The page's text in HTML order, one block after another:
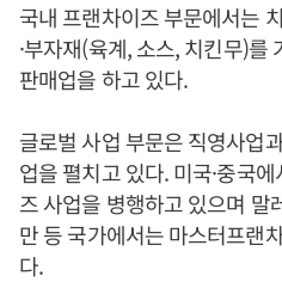
국내 프랜차이즈 부문에서는
·부자재(육계, 소스, 치킨무)
판매업을 하고 있다.
글로벌 사업 부문은 직영사업
업을 펼치고 있다. 미국·중국
즈 사업을 병행하고 있으며 말
만 등 국가에서는 마스터프랜
다.